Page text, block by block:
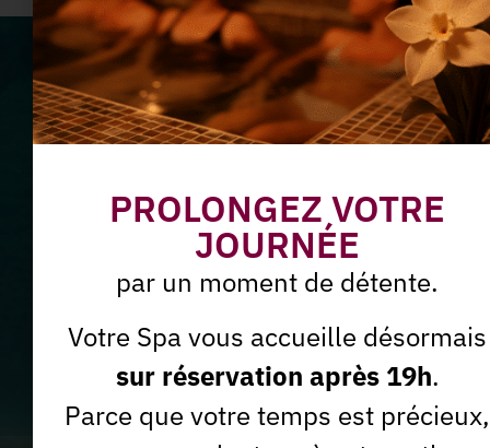
Ne manquez plus nos offres
du moment
Abonnez-vous à notre
Newsletter
J'accepte que la Spa des Sables utilise mon e-mail à des
Je m'abonne *
PROLONGEZ VOTRE
JOURNÉE
par un moment de détente.
Votre Spa vous accueille désormais
sur réservation après 19h.
Parce que votre temps est précieux,